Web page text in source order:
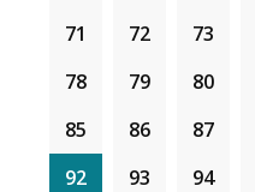
71
72 73
78
79 80
85
86 87
92
93 94